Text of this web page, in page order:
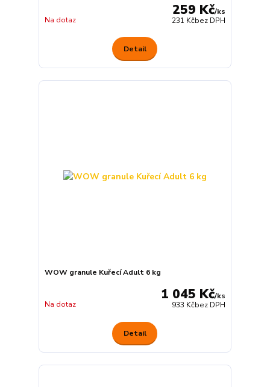
259 Kč/ks
231 Kčbez DPH
Na dotaz
Detail
WOW granule Kuřecí Adult 6 kg
1 045 Kč/ks
933 Kčbez DPH
Na dotaz
Detail